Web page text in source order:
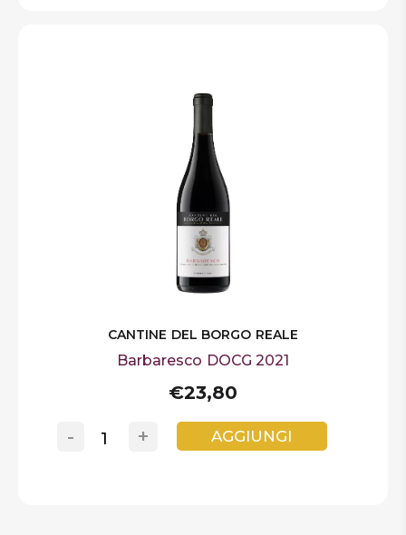
CANTINE DEL BORGO REALE
Barbaresco DOCG 2021
€23,80
+
- AGGIUNGI